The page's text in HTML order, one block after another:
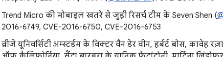
Trend Micro की मोबाइल खतरे से जुड़ी रिसर्च टीम के Seven Shen (
2016-6749, CVE-2016-6750, CVE-2016-6753
व्रीजे यूनिवर्सिटी अम्स्टर्डम के विक्टर वैन डेर वीन, हर्बर्ट बोस, कावेह